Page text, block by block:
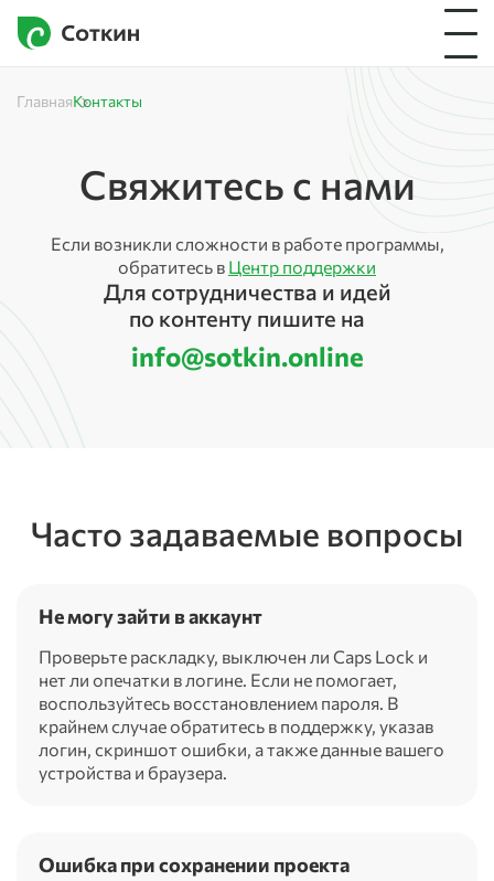
ГлавнаяКонтакты
Свяжитесь с нами
Если возникли сложности в работе программы,
обратитесь в Центр поддержки
Для сотрудничества и идей
по контенту пишите на
info@sotkin.online
Часто задаваемые вопросы
Не могу зайти в аккаунт
Проверьте раскладку, выключен ли Caps Lock и
нет ли опечатки в логине. Если не помогает,
воспользуйтесь восстановлением пароля. В
крайнем случае обратитесь в поддержку, указав
логин, скриншот ошибки, а также данные вашего
устройства и браузера.
Ошибка при сохранении проекта